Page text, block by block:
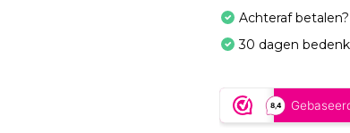
Achteraf
30 dagen